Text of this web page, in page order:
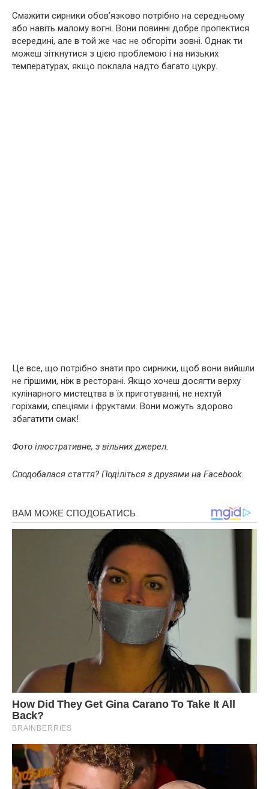
Смажити сирники обов’язково потрібно на середньому
або навіть малому вогні. Вони повинні добре пропектися
всередині, але в той же час не обгоріти зовні. Однак ти
можеш зіткнутися з цією проблемою і на низьких
температурах, якщо поклала надто багато цукру.
Це все, що потрібно знати про сирники, щоб вони вийшли
не гіршими, ніж в ресторані. Якщо хочеш досягти верху
кулінарного мистецтва в їх приготуванні, не нехтуй
горіхами, спеціями і фруктами. Вони можуть здорово
збагатити смак!
Фото ілюстративне, з вільних джерел.
Сподобалася стаття? Поділіться з друзями на Facebook.